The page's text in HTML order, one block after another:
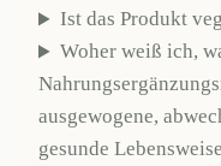
Ist das Produkt
Woher weiß ich,
ausgewogene,
gesunde